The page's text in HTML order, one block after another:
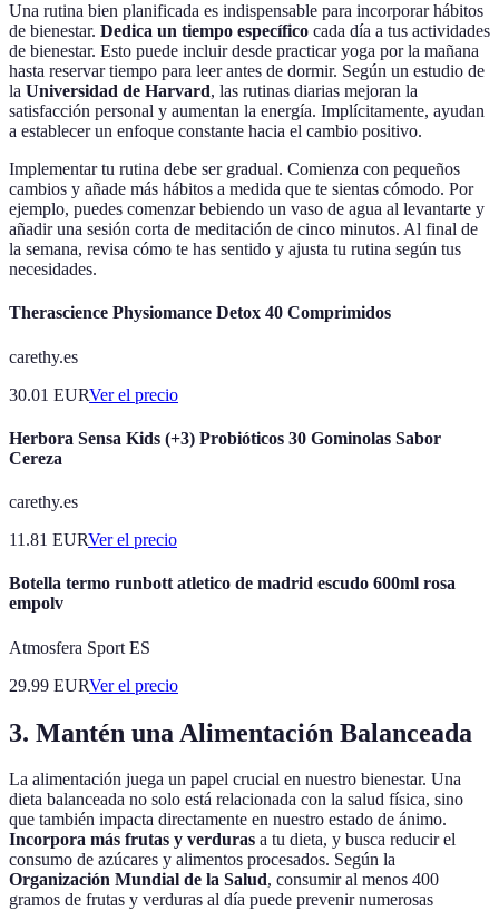
Una rutina bien planificada es indispensable para incorporar hábitos
de bienestar. Dedica un tiempo específico cada día a tus actividades
de bienestar. Esto puede incluir desde practicar yoga por la mañana
hasta reservar tiempo para leer antes de dormir. Según un estudio de
la Universidad de Harvard, las rutinas diarias mejoran la
satisfacción personal y aumentan la energía. Implícitamente, ayudan
a establecer un enfoque constante hacia el cambio positivo.
Implementar tu rutina debe ser gradual. Comienza con pequeños
cambios y añade más hábitos a medida que te sientas cómodo. Por
ejemplo, puedes comenzar bebiendo un vaso de agua al levantarte y
añadir una sesión corta de meditación de cinco minutos. Al final de
la semana, revisa cómo te has sentido y ajusta tu rutina según tus
necesidades.
Therascience Physiomance Detox 40 Comprimidos
carethy.es
30.01 EURVer el precio
Herbora Sensa Kids (+3) Probióticos 30 Gominolas Sabor
Cereza
carethy.es
11.81 EURVer el precio
Botella termo runbott atletico de madrid escudo 600ml rosa
empolv
Atmosfera Sport ES
29.99 EURVer el precio
3. Mantén una Alimentación Balanceada
La alimentación juega un papel crucial en nuestro bienestar. Una
dieta balanceada no solo está relacionada con la salud física, sino
que también impacta directamente en nuestro estado de ánimo.
Incorpora más frutas y verduras a tu dieta, y busca reducir el
consumo de azúcares y alimentos procesados. Según la
Organización Mundial de la Salud, consumir al menos 400
gramos de frutas y verduras al día puede prevenir numerosas